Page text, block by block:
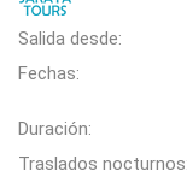
Salida desde:
Fechas:
Duración:
Traslados nocturnos: